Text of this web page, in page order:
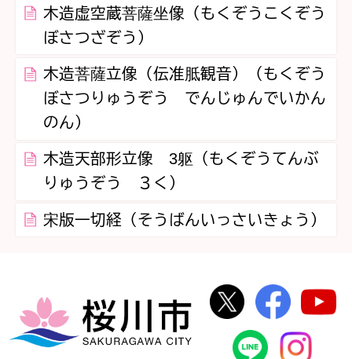
木造虚空蔵菩薩坐像（もくぞうこくぞう
ぼさつざぞう）
木造菩薩立像（伝准胝観音）（もくぞう
ぼさつりゅうぞう でんじゅんでいかん
のん）
木造天部形立像 3躯（もくぞうてんぶ
りゅうぞう ３く）
宋版一切経（そうばんいっさいきょう）
桜川市
桜川市公式
桜川
桜川市公